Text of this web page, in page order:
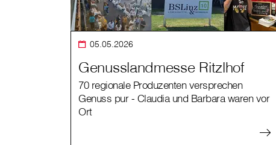
05.05.2026
Genusslandmesse Ritzlhof
70 regionale Produzenten versprechen
Genuss pur - Claudia und Barbara waren vor
Ort